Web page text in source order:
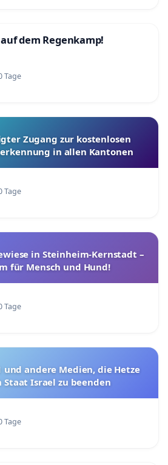
dem Regenkamp!
Tage
Zugang zur kostenlosen
in allen Kantonen
Tage
in Steinheim-Kernstadt –
für Mensch und Hund!
Tage
und andere Medien, die Hetze
Staat Israel zu beenden
Tage